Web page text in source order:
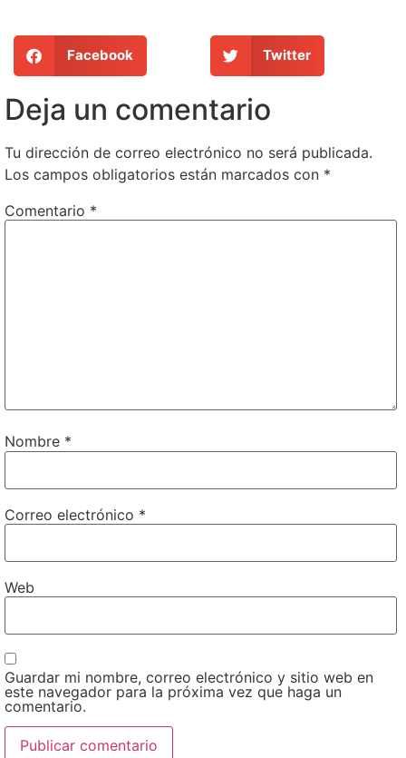
Facebook Twitter
Deja un comentario
Tu dirección de correo electrónico no será publicada.
Los campos obligatorios están marcados con *
Comentario *
Nombre *
Correo electrónico *
Web
Guardar mi nombre, correo electrónico y sitio web en
este navegador para la próxima vez que haga un
comentario.